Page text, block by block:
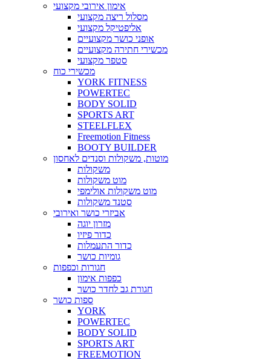
אימון אירובי מקצועי
מסלול ריצה מקצועי
אליפטיקל מקצועי
אופני כושר מקצועיים
מכשירי חתירה מקצועיים
סטפר מקצועי
מכשירי כוח
YORK FITNESS
POWERTEC
BODY SOLID
SPORTS ART
STEELFLEX
Freemotion Fitness
BOOTY BUILDER
מוטות, משקולות וסנדים לאחסון
משקולות
מוט משקולות
מוט משקולות אולימפי
סטנד משקולות
אביזרי כושר ואירובי
מזרון יוגה
כדור פיזיו
כדור התעמלות
גומיות כושר
חגורות וכפפות
כפפות אימון
חגורת גב לחדר כושר
ספות כושר
YORK
POWERTEC
BODY SOLID
SPORTS ART
FREEMOTION